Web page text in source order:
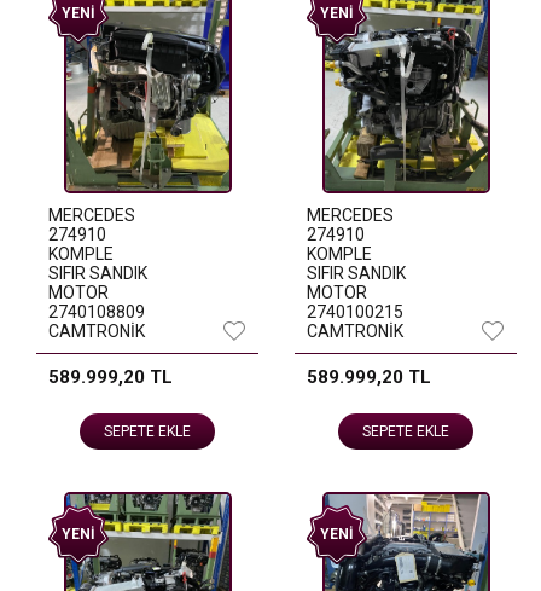
YENI
MERCEDES
274910
KOMPLE
SIFIR SANDIK
MOTOR
2740108809
CAMTRONİK
589.999,20 TL
SEPETE EKLE
YENI
MERCEDES
274910
KOMPLE
SIFIR SANDIK
MOTOR
2740100215
CAMTRONİK
589.999,20 TL
SEPETE EKLE
YENI YENI